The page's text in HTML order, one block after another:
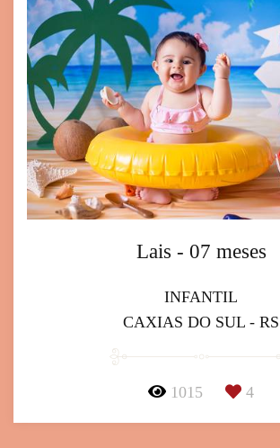
Lais - 07 meses
INFANTIL
CAXIAS DO SUL - RS
1015 4